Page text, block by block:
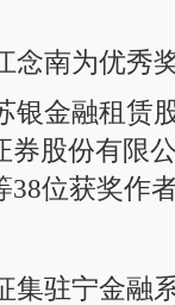
念南为优秀
金融租赁
券股份有限
38位获奖作
驻宁金融